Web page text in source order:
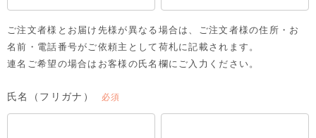
ご注文者様とお届け先様が異なる場合は、ご注文者様の住所・お
名前・電話番号がご依頼主として荷札に記載されます。
連名ご希望の場合はお客様の氏名欄にご入力ください。
氏名（フリガナ）
須)